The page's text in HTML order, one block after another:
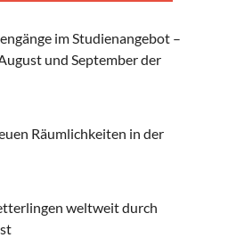
im Studienangebot –
und September der
Räumlichkeiten in der
weltweit durch